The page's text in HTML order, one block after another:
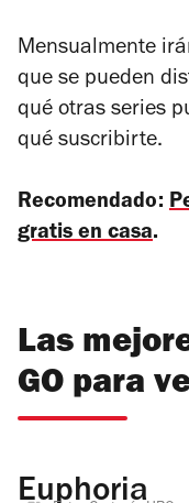
Mensualmente
que se pueden
qué otras series
qué suscribirte.
Recomendado:
gratis en casa.
Las
GO para
Euphoria